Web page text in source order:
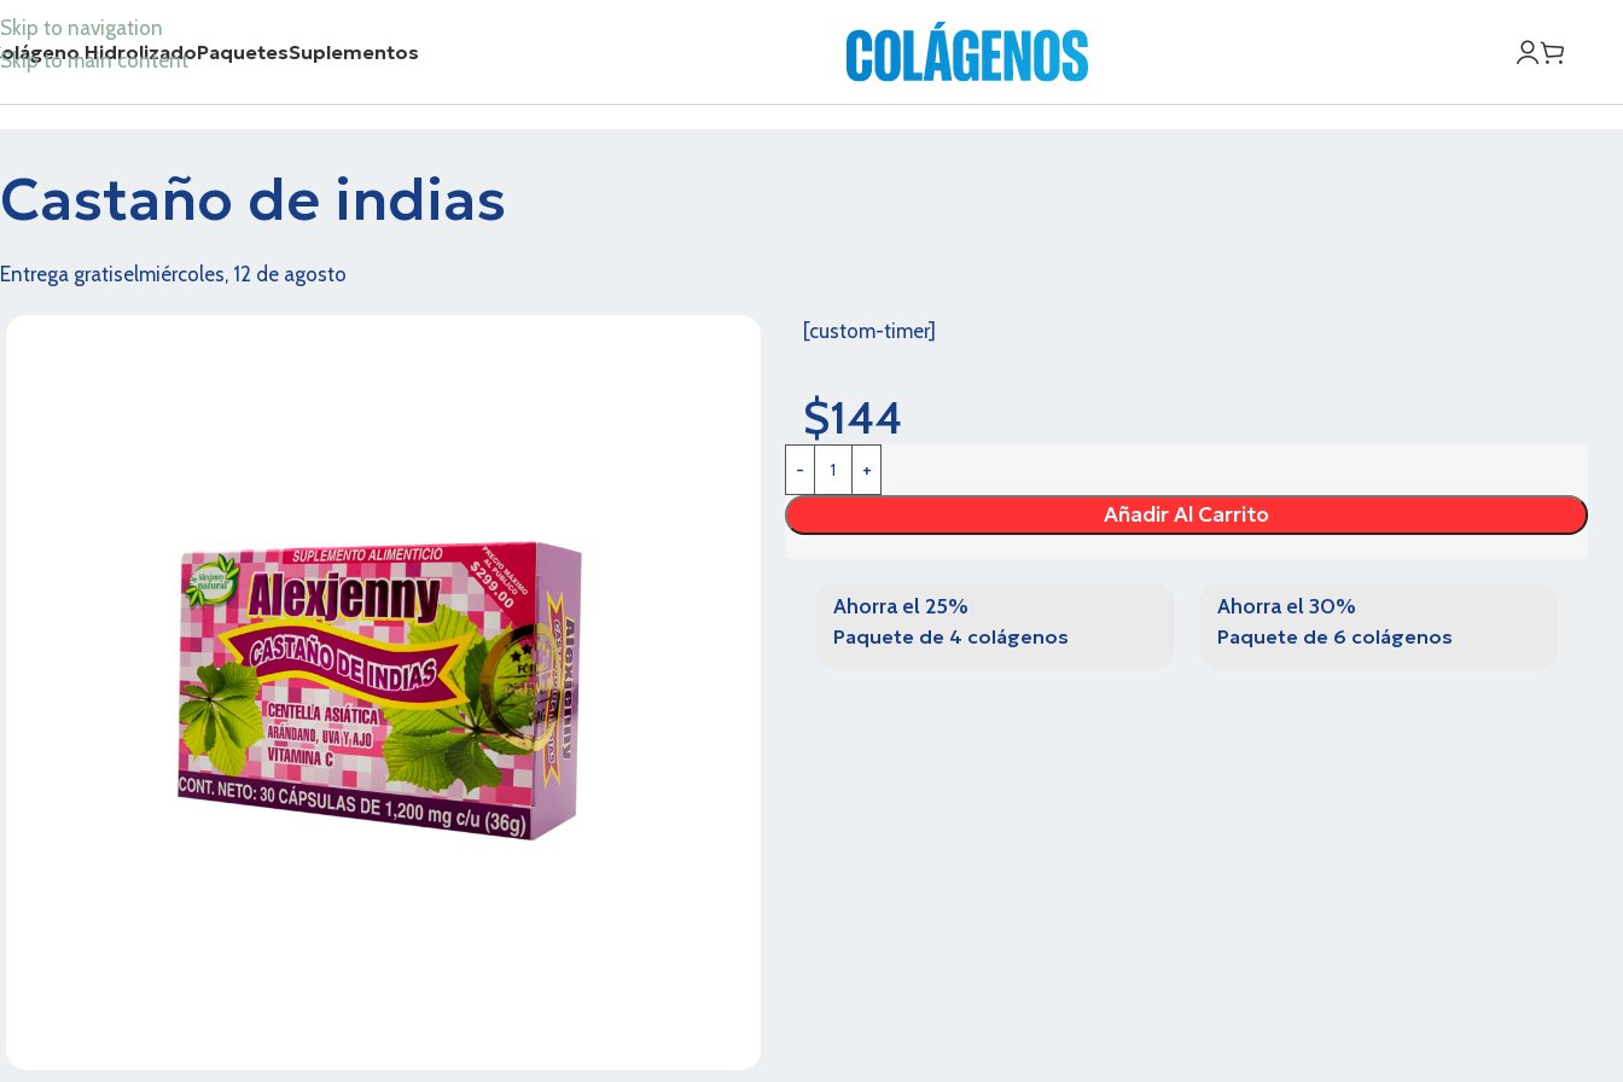
Skip to navigation
Skip to main content
HidrolizadoPaquetesSuplementos
Castaño de indias
Entrega gratiselmiércoles, 12 de agosto
[custom-timer]
$144
Añadir Al Carrito
Ahorra el 25%
Paquete de 4 colágenos
Ahorra el 30%
Paquete de 6 colágenos